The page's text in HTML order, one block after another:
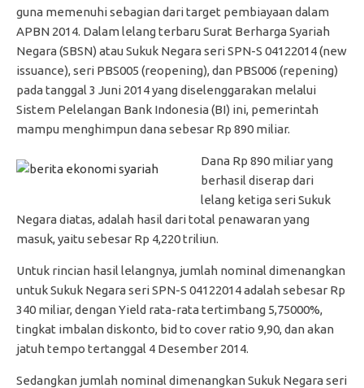
guna memenuhi sebagian dari target pembiayaan dalam
APBN 2014. Dalam lelang terbaru Surat Berharga Syariah
Negara (SBSN) atau Sukuk Negara seri SPN-S 04122014 (new
issuance), seri PBS005 (reopening), dan PBS006 (repening)
pada tanggal 3 Juni 2014 yang diselenggarakan melalui
Sistem Pelelangan Bank Indonesia (BI) ini, pemerintah
mampu menghimpun dana sebesar Rp 890 miliar.
Dana Rp 890 miliar yang
berhasil diserap dari
lelang ketiga seri Sukuk
Negara diatas, adalah hasil dari total penawaran yang
masuk, yaitu sebesar Rp 4,220 triliun.
Untuk rincian hasil lelangnya, jumlah nominal dimenangkan
untuk Sukuk Negara seri SPN-S 04122014 adalah sebesar Rp
340 miliar, dengan Yield rata-rata tertimbang 5,75000%,
tingkat imbalan diskonto, bid to cover ratio 9,90, dan akan
jatuh tempo tertanggal 4 Desember 2014.
Sedangkan jumlah nominal dimenangkan Sukuk Negara seri